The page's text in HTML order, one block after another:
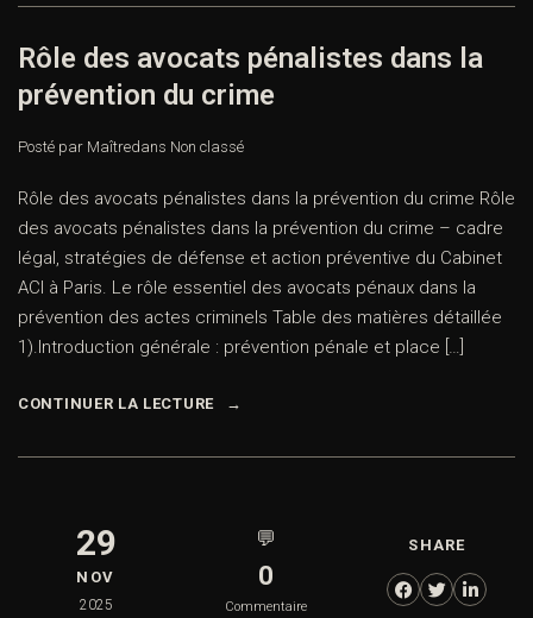
Rôle des avocats pénalistes dans la
prévention du crime
Posté par Maîtredans Non classé
Rôle des avocats pénalistes dans la prévention du crime Rôle
des avocats pénalistes dans la prévention du crime – cadre
légal, stratégies de défense et action préventive du Cabinet
ACI à Paris. Le rôle essentiel des avocats pénaux dans la
prévention des actes criminels Table des matières détaillée
1).Introduction générale : prévention pénale et place […]
CONTINUER LA LECTURE
29
NOV
2025
💬
0
Commentaire
SHARE